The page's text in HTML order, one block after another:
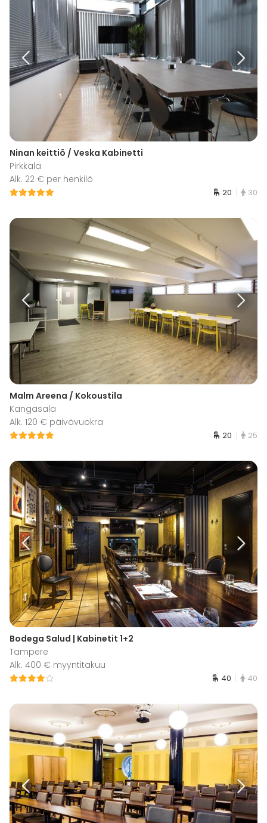
Ninan keittiö / Veska Kabinetti
Pirkkala
Alk. 22 € per henkilö
20 30
Malm Areena / Kokoustila
Kangasala
Alk. 120 € päivävuokra
20 25
Bodega Salud | Kabinetit 1+2
Tampere
Alk. 400 € myyntitakuu
40 40